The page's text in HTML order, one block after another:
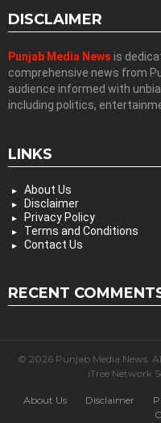
DISCLAIMER
Punjab Media News is
comprehensive news from
audience informed with
including politics,
LINKS
About Us
Disclaimer
Privacy Policy
Terms and Conditions
Contact Us
RECENT
© 2026 Punjab Media News.
iTree Network
About Us Disclaimer